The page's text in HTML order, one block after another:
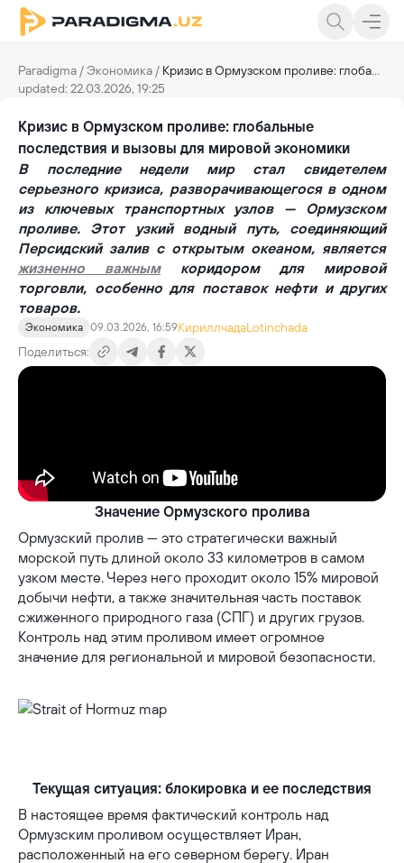
Paradigma /Экономика / Кризис в Ормузском проливе: глобальные последствия и вызовы для мировой экономики
updated: 22.03.2026, 19:25
Кризис в Ормузском проливе: глобальные
последствия и вызовы для мировой экономики
В последние недели мир стал свидетелем
серьезного кризиса, разворачивающегося в одном
из ключевых транспортных узлов — Ормузском
проливе. Этот узкий водный путь, соединяющий
Персидский залив с открытым океаном, является
жизненно важнымкоридором для мировой
торговли, особенно для поставок нефти и других
товаров.
Экономика 09.03.2026, 16:59КириллчадаLotinchada
Поделиться:
Значение Ормузского пролива
Ормузский пролив — это стратегически важный
морской путь длиной около 33 километров в самом
узком месте. Через него проходит около 15% мировой
добычи нефти, а также значительная часть поставок
сжиженного природного газа (СПГ) и других грузов.
Контроль над этим проливом имеет огромное
значение для региональной и мировой безопасности.
Текущая ситуация: блокировка и ее последствия
В настоящее время фактический контроль над
Ормузским проливом осуществляет Иран,
расположенный на его северном берегу. Иран